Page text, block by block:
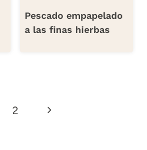
Pescado empapelado
a las finas hierbas
2
Siguiente